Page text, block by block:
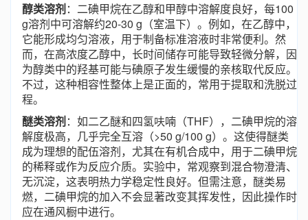
醇类溶剂：二碘甲烷在乙醇和甲醇中溶解度良好，每100
g溶剂中可溶解约20-30 g（室温下）。例如，在乙醇中，
它能形成均匀溶液，用于制备标准溶液时非常便利。然
而，在高浓度乙醇中，长时间储存可能导致轻微分解，因
为醇类中的羟基可能与碘原子发生缓慢的亲核取代反应。
不过，这种相容性整体上是正面的，常用于提取和洗脱过
程。
醚类溶剂：如二乙醚和四氢呋喃（THF），二碘甲烷的溶
解度极高，几乎完全互溶（>50 g/100 g）。这使得醚类
成为理想的配伍溶剂，尤其在有机合成中，用于二碘甲烷
的稀释或作为反应介质。实验中，常观察到混合物澄清、
无沉淀，这表明热力学稳定性良好。但需注意，醚类易
燃，二碘甲烷的加入不会显著改变其挥发性，因此操作时
应在通风橱中进行。